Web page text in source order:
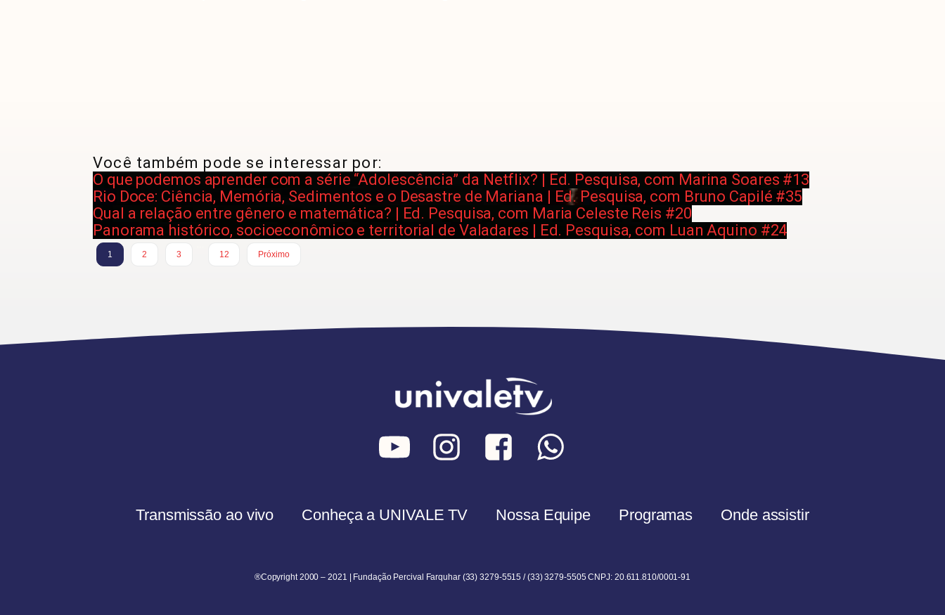
Você também pode se interessar por:
O que podemos aprender com a série “Adolescência” da Netflix? | Ed. Pesquisa, com Marina Soares #13
Rio Doce: Ciência, Memória, Sedimentos e o Desastre de Mariana | Ed. Pesquisa, com Bruno Capilé #35
Qual a relação entre gênero e matemática? | Ed. Pesquisa, com Maria Celeste Reis #20
Panorama histórico, socioeconômico e territorial de Valadares | Ed. Pesquisa, com Luan Aquino #24
1 2 3
12
Próximo
Transmissão ao vivo Conheça a UNIVALE TV Nossa Equipe Programas Onde assistir
®Copyright 2000 – 2021 | Fundação Percival Farquhar (33) 3279-5515 / (33) 3279-5505 CNPJ: 20.611.810/0001-91